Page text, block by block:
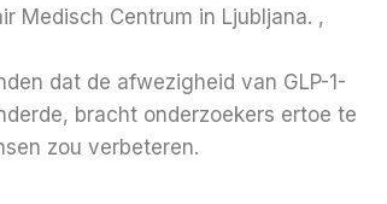
Medisch Centrum in Ljubljana. ,
dat de afwezigheid van GLP-1-
bracht onderzoekers ertoe te
zou verbeteren.